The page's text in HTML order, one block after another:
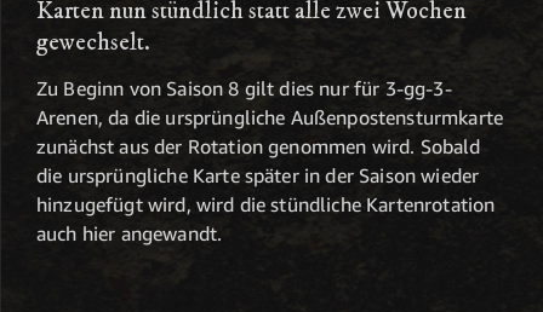
Karten nun stündlich statt alle zwei Wochen
gewechselt.
Zu Beginn von Saison 8 gilt dies nur für 3-gg-3-
Arenen, da die ursprüngliche Außenpostensturmkarte
zunächst aus der Rotation genommen wird. Sobald
die ursprüngliche Karte später in der Saison wieder
hinzugefügt wird, wird die stündliche Kartenrotation
auch hier angewandt.